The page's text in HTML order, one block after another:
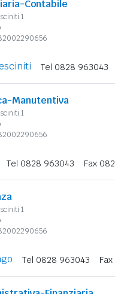
Contabile
1
Tel 0828 963043
Manutentiva
1
Tel 0828 963043 Fax
1
Tel 0828 963043